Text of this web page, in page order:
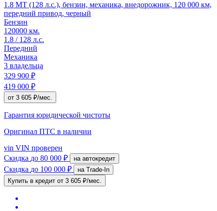
1.8 MT (128 л.с.), бензин, механика, внедорожник, 120 000 км,
передний привод, черный
Бензин
120000 км.
1.8 / 128 л.с.
Передний
Механика
3 владельца
329 900 ₽
419 000 ₽
от 3 605 ₽/мес.
Гарантия юридической чистоты
Оригинал ПТС в наличии
vin VIN проверен
Скидка до 80 000 ₽ на автокредит
Скидка до 100 000 ₽
на Trade-In
Купить в кредит от 3 605 ₽/мес.